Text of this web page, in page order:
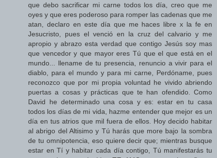
que debo sacrificar mi carne todos los día, creo que me
oyes y que eres poderoso para romper las cadenas que me
atan, declaro en este día que me haces libre x la fe en
Jesucristo, pues el venció en la cruz del calvario y me
apropio y abrazo esta verdad que contigo Jesús soy mas
que vencedor y que mayor eres Tú que el que está en el
mundo... llename de tu presencia, renuncio a vivir para el
diablo, para el mundo y para mi carne, Perdóname, pues
reconozco que por mi propia voluntad he vivido abriendo
puertas a cosas y prácticas que te han ofendido. Como
David he determinado una cosa y es: estar en tu casa
todos los días de mi vida, hazme entender que mejor es un
día en tus atrios que mil fuera de ellos. Hoy decido habitar
al abrigo del Altisimo y Tú harás que more bajo la sombra
de tu omnipotencia, eso quiere decir que; mientras busque
estar en Tí y habitar cada día contigo, Tú manifestarás tu